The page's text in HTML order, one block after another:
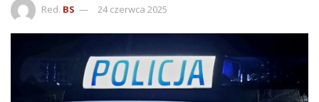
Red. BS 24 czerwca 2025